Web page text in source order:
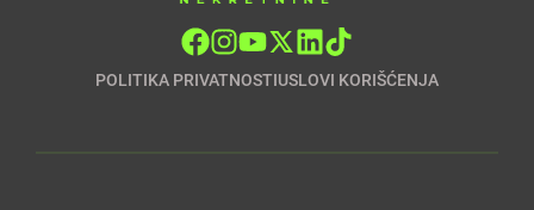
POLITIKA PRIVATNOSTIUSLOVI KORIŠĆENJA